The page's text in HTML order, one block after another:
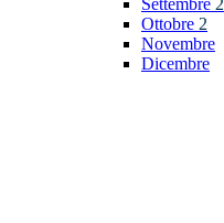
Settembre 2
Ottobre 2
Novembre
Dicembre